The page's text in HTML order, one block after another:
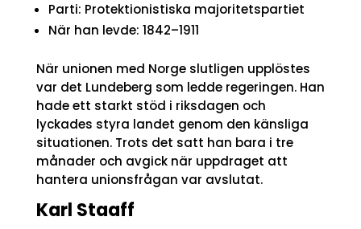
Parti: Protektionistiska majoritetspartiet
När han levde: 1842–1911
När unionen med Norge slutligen upplöstes
var det Lundeberg som ledde regeringen. Han
hade ett starkt stöd i riksdagen och
lyckades styra landet genom den känsliga
situationen. Trots det satt han bara i tre
månader och avgick när uppdraget att
hantera unionsfrågan var avslutat.
Karl Staaff